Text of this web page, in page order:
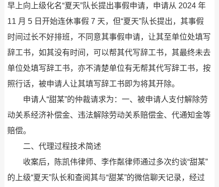
早上向上级化名“夏天”队长提出事假申请，申请从 2024 年
11 月 5 日开始连休事假 7 天，但“夏天”队长提出，其事假
时间过长不好排班，不同意其事假申请，让其至单位处填写
辞工书，如其没有时间，可以帮其代写辞工书，其最终未去
单位处填写辞工书，亦不清楚单位有无帮其代写辞工书，按
照行话，被申请人让其填写辞工书即为将其开除。
申请人“甜某”的仲裁请求为：一、被申请人支付解除劳
动关系经济补偿金、违法解除劳动关系赔偿金、代通知金等
赔偿。
二、代理过程技术简述
收案后，陈凯伟律师、李作粼律师通过多次约谈“甜某”
的上级“夏天”队长和查阅其与“甜某”的微信聊天记录，经过